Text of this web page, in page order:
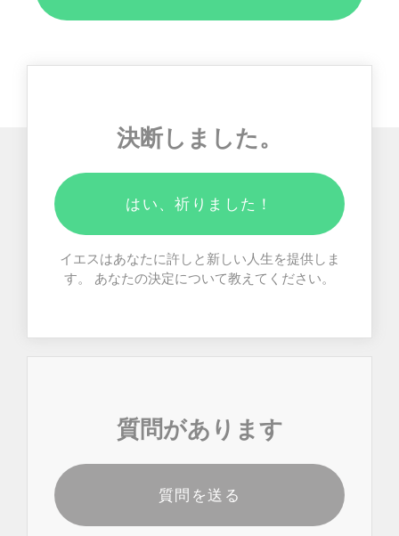
決断しました。
はい、祈りました！
イエスはあなたに許しと新しい人生を提供しま
す。 あなたの決定について教えてください。
質問があります
質問を送る